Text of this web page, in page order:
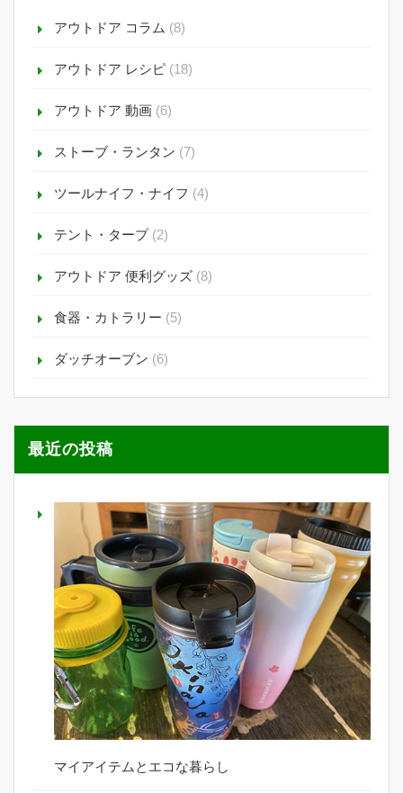
アウトドア コラム (8)
アウトドア レシピ (18)
アウトドア 動画 (6)
ストーブ・ランタン (7)
ツールナイフ・ナイフ (4)
テント・タープ(2)
アウトドア 便利グッズ (8)
食器・カトラリー (5)
ダッチオーブン (6)
最近の投稿
マイアイテムとエコな暮らし